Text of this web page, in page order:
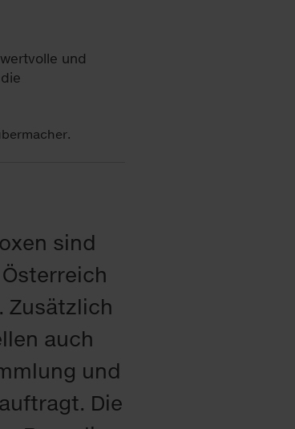
sind
Zusätzlich
auch
und
Die